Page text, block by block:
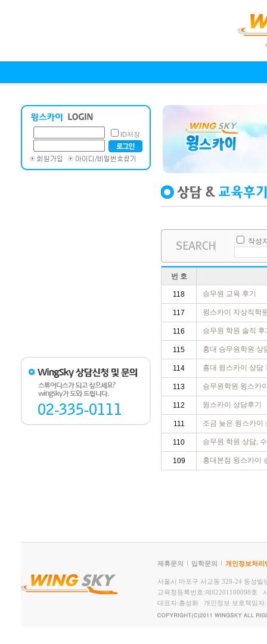
ID저장
작성
번 호
118 승무원 교육 후기
117 윙스카이 지상직학
116 승무원 학원 솔직
115 홍대 승무원학원 상
114 홍대 윙스카이 상담
113 승무원학원 윙스카
112 윙스카이 상담후기
111 조금 늦은 윙스카이
110 승무원 학원 상담,
109 홍대본점 윙스카이
제휴문의 입학문의 개인정보처리
서울시 마포구 서교동 328-24 동성
교육청등록번호:제02201100098호
대표자:홍성화 개인정보 보호책임자